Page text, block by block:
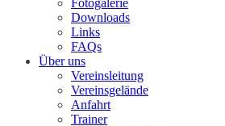
Fotogalerie
Downloads
Links
FAQs
Über uns
Vereinsleitung
Vereinsgelände
Anfahrt
Trainer